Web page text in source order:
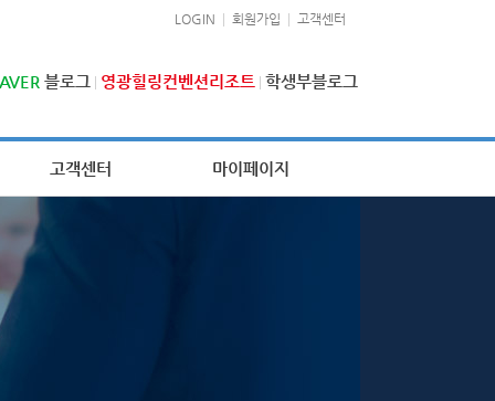
LOGIN 회원가입 고객센터
블로그 영광힐링컨벤션리조트 학생부블로그
고객센터 마이페이지